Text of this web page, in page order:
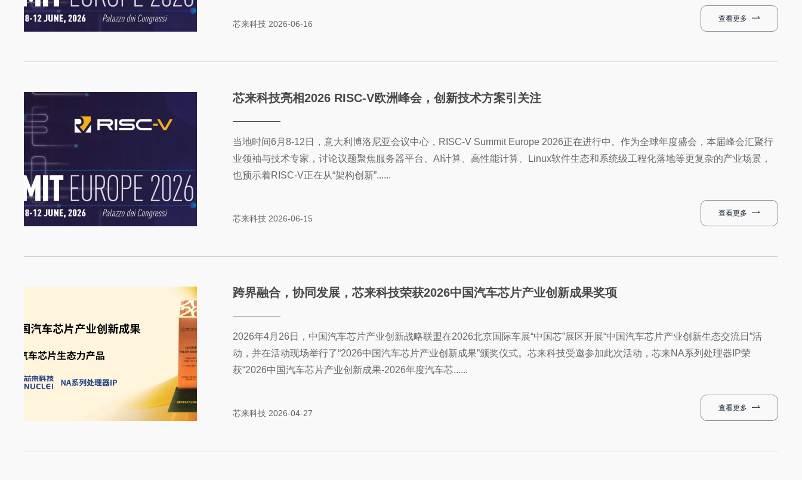
芯来科技 2026-06-16
查看更多
芯来科技亮相2026 RISC-V欧洲峰会，创新技术方案引关注
当地时间6月8-12日，意大利博洛尼亚会议中心，RISC-V Summit Europe 2026正在进行中。作为全球年度盛会，本届峰会汇聚行
业领袖与技术专家，讨论议题聚焦服务器平台、AI计算、高性能计算、Linux软件生态和系统级工程化落地等更复杂的产业场景，
也预示着RISC-V正在从“架构创新”......
芯来科技 2026-06-15
查看更多
跨界融合，协同发展，芯来科技荣获2026中国汽车芯片产业创新成果奖项
2026年4月26日，中国汽车芯片产业创新战略联盟在2026北京国际车展“中国芯”展区开展“中国汽车芯片产业创新生态交流日”活
动，并在活动现场举行了“2026中国汽车芯片产业创新成果”颁奖仪式。芯来科技受邀参加此次活动，芯来NA系列处理器IP荣
获“2026中国汽车芯片产业创新成果-2026年度汽车芯......
芯来科技 2026-04-27
查看更多